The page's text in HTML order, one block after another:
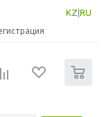
KZ RU